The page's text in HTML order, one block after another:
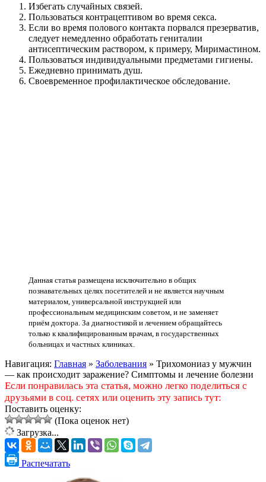
Избегать случайных связей.
Пользоваться контрацептивом во время секса.
Если во время полового контакта порвался презерватив,
следует немедленно обработать гениталии
антисептическим раствором, к примеру, Миримастином.
Пользоваться индивидуальными предметами гигиены.
Ежедневно принимать душ.
Своевременное профилактическое обследование.
Данная статья размещена исключительно в общих
познавательных целях посетителей и не является научным
материалом, универсальной инструкцией или
профессиональным медицинским советом, и не заменяет
приём доктора. За диагностикой и лечением обращайтесь
только к квалифицированным врачам, в государственных
больницах и частных клиниках.
Навигация: Главная » Заболевания » Трихомониаз у мужчин
— как происходит заражение? Симптомы и лечение болезни
Если понравилась эта статья, можно легко поделиться с
друзьями в соц. сетях или оценить эту запись тут:
Поставить оценку:
(Пока оценок нет)
Загрузка...
Распечатать